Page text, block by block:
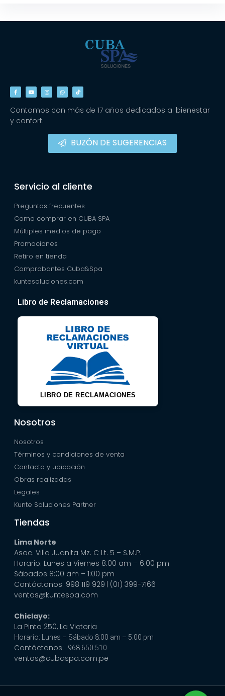
Contamos con más de 17 años dedicados al bienestar
y confort.
BUZÓN DE SUGERENCIAS
Servicio al cliente
Preguntas frecuentes
Como comprar en CUBA SPA
Múltiples medios de pago
Promociones
Retiro en tienda
Comprobantes Cuba&Spa
kuntesoluciones.com
Libro de Reclamaciones
LIBRO DE RECLAMACIONES
Nosotros
Nosotros
Términos y condiciones de venta
Contacto y ubicación
Obras realizadas
Legales
Kunte Soluciones Partner
Tiendas
Lima Norte:
Asoc. Villa Juanita Mz. C Lt. 5 – S.M.P.
Horario: Lunes a Viernes 8:00 am – 6:00 pm
Sábados 8:00 am – 1:00 pm
Contáctanos: 998 119 929 | (01) 399-7166
ventas@kuntespa.com
Chiclayo:
La Pinta 250, La Victoria
Horario: Lunes – Sábado 8:00 am – 5:00 pm
Contáctanos: 968 650 510
ventas@cubaspa.com.pe